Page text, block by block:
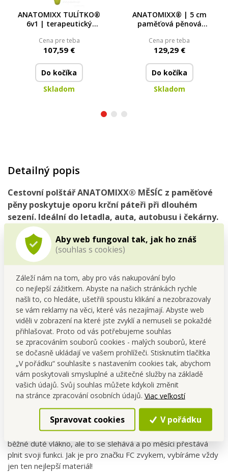
Aby web fungoval tak, jak ho znáš
(souhlas s cookies)
Záleží nám na tom, aby pro vás nakupování bylo
co nejlepší zážitkem. Abyste na našich stránkách rychle
našli to, co hledáte, ušetřili spoustu klikání a nezobrazovaly
se vám reklamy na věci, které vás nezajímají. Abyste web
viděli v zobrazení na které jste zvyklí a nemuseli se pokaždé
přihlašovat. Proto od vás potřebujeme souhlas
se zpracováním souborů cookies - malých souborů, které
se dočasně ukládají ve vašem prohlížeči. Stisknutím tlačítka
„V pořádku“ souhlasíte s nastavením cookies tak, abychom
vám poskytovali smysluplné a užitečné služby na základě
vašich údajů. Svůj souhlas můžete kdykoli změnit
na stránce zpracování osobních údajů. Viac veľkostí
Spravovat cookies V pořádku
ANATOMIXX TULÍTKO®
6v1 | terapeutický
pěny | relaxační &
polohovací pomůcka
Cena pre teba
107,59 €
Do kočíka
Skladom
ANATOMIXX® | 5 cm
paměťová pěnová
90 × 200 cm | opora
páteře & komfortní
Cena pre teba
129,29 €
Do kočíka
Skladom
Detailný popis
Cestovní polštář ANATOMIXX® MĚSÍC z paměťové
pěny poskytuje oporu krční páteři při dlouhém
sezení. Ideální do letadla, auta, autobusu i čekárny.
Ergonomický tvar ve tvaru měsíce zajistí pohodlí a
úlevu pro krk a šíji. Kompaktní a pohodlný na cesty.
ANATOMIXX® měsíc, cestovní relaxační polštář. Vnitřní
pěnová část je vyrobena ze 100% ANATOMIXX® paměťové
pěny (memory foam). Poskytuje oporu krční páteřii pokud
spočinete delší dobu v sedě – autobus, vlak, automobil,
letadlo, delší čekání v čekárně...
Rozměr: vnější obvod: 80 cm, 10 cm.
ANATOMIXX® memory foam
Každý výrobekz řady ANATOMIXX® memory foam má
snímatelný prací velurový potahna zip z příjemného,
hebkého, hladivého, tulivého, bavlněného veluru.Vnitřní
pěnováčást je vyrobena ze100% ANATOMIXX®
paměťové pěny(špičková kvalita – při výrobě nebylo
použito žádných laciných
a nekvalitních náhrad). Ostatní výrobci používají jako výplň
běžné duté vlákno, ale to se slehává a po měsíci přestává
plnit svoji funkci. Jak je pro značku FC zvykem, vybíráme vždy
jen ten nejlepší materiál!